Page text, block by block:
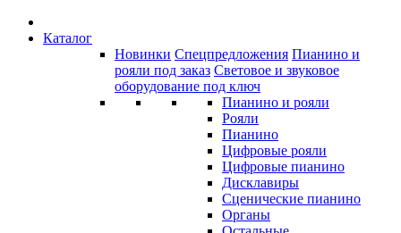
Каталог
Новинки Спецпредложения Пианино и
рояли под заказ Световое и звуковое
оборудование под ключ
Пианино и рояли
Рояли
Пианино
Цифровые рояли
Цифровые пианино
Дисклавиры
Сценические пианино
Органы